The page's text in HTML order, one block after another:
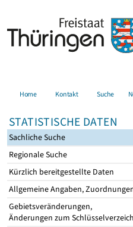
Home Kontakt Suche
STATISTISCHE DATEN
Sachliche Suche
Regionale Suche
Kürzlich bereitgestellte Daten
Allgemeine Angaben,
Gebietsveränderungen,
Änderungen zum